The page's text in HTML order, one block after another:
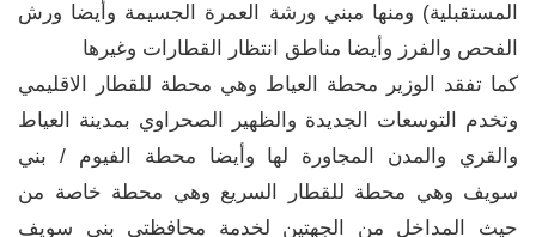
المستقبلية) ومنها مبني ورشة العمرة الجسيمة وأيضا ورش
الفحص والفرز وأيضا مناطق انتظار القطارات وغيرها
كما تفقد الوزير محطة العياط وهي محطة للقطار الاقليمي
وتخدم التوسعات الجديدة والظهير الصحراوي بمدينة العياط
والقري والمدن المجاورة لها وأيضا محطة الفيوم / بني
سويف وهي محطة للقطار السريع وهي محطة خاصة من
حيث المداخل من الجهتين لخدمة محافظتى بنى سويف